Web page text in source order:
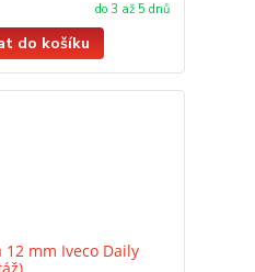
do 3 až 5 dnů
do košíku